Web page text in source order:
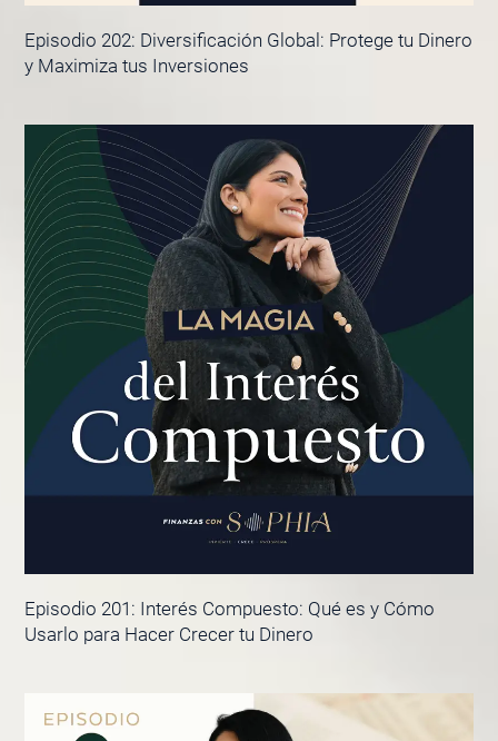
Episodio 202: Diversificación Global: Protege tu Dinero
y Maximiza tus Inversiones
Episodio 201: Interés Compuesto: Qué es y Cómo
Usarlo para Hacer Crecer tu Dinero